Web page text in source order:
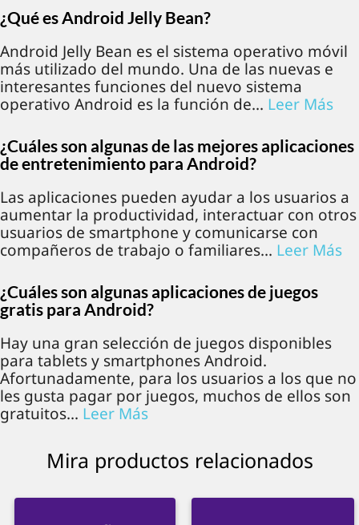
¿Qué es Android Jelly Bean?
Android Jelly Bean es el sistema operativo móvil
más utilizado del mundo. Una de las nuevas e
interesantes funciones del nuevo sistema
operativo Android es la función de... Leer Más
¿Cuáles son algunas de las mejores aplicaciones
de entretenimiento para Android?
Las aplicaciones pueden ayudar a los usuarios a
aumentar la productividad, interactuar con otros
usuarios de smartphone y comunicarse con
compañeros de trabajo o familiares... Leer Más
¿Cuáles son algunas aplicaciones de juegos
gratis para Android?
Hay una gran selección de juegos disponibles
para tablets y smartphones Android.
Afortunadamente, para los usuarios a los que no
les gusta pagar por juegos, muchos de ellos son
gratuitos... Leer Más
Mira productos relacionados